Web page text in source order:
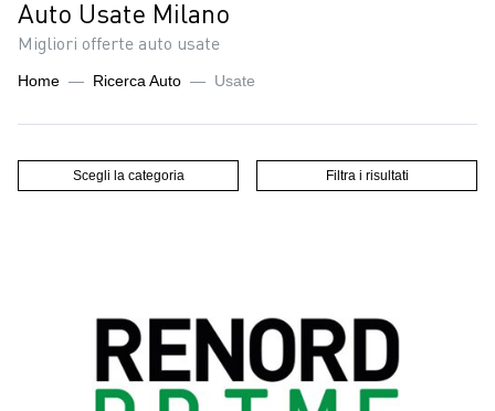
Auto Usate Milano
Migliori offerte auto usate
Home Ricerca Auto Usate
Scegli la categoria Filtra i risultati